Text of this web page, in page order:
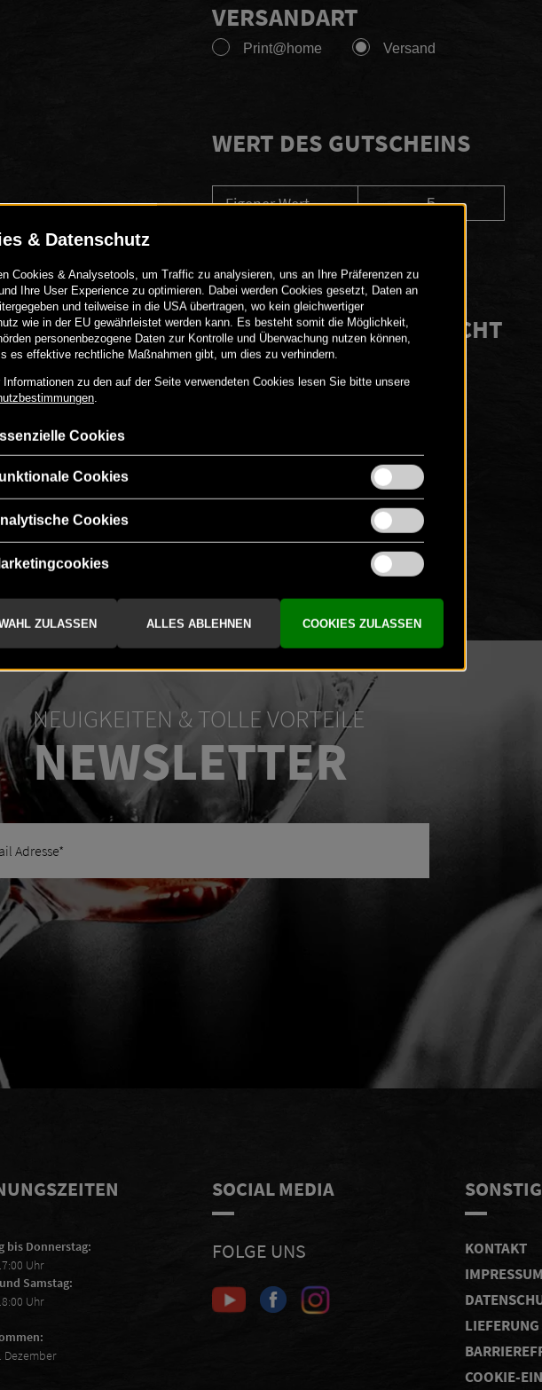
VERSANDART
Print@home Versand
WERT DES GUTSCHEINS
Eigener Wert
PERSÖNLICHE NACHRICHT
NEUIGKEITEN & TOLLE VORTEILE
NEWSLETTER
ich akzeptiere die
ABSCHICKEN
bis Donnerstag:
Uhr
Samstag:
Uhr
Dezember
SOCIAL MEDIA
FOLGE UNS
KONTAKT
IMPRESSUM
COOKIE-